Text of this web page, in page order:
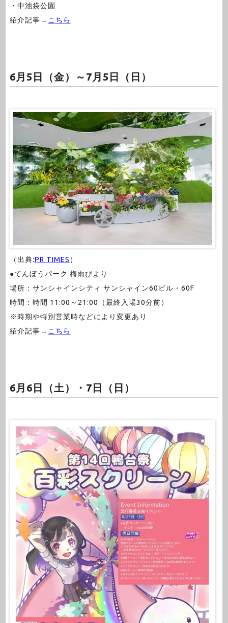
・中池袋公園
紹介記事→ こちら
6月5日（金）～7月5日（日）
（出典:PR TIMES ）
●てんぼうパーク 梅雨びより
場所：サンシャインシティ サンシャイン60ビル・60F
時間：時間 11:00～21:00（最終入場30分前）
※時期や特別営業時などにより変更あり
紹介記事→ こちら
6月6日（土）・7日（日）